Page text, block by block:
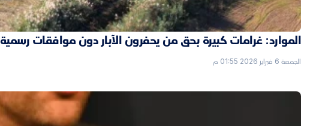
الموارد: غرامات كبيرة بحق من يحفرون الآبار دون موافقات رسمية
الجمعة 6 فبراير 2026 01:55 م